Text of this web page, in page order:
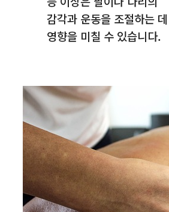
감각과 운동을 조절하는 데
영향을 미칠 수 있습니다.